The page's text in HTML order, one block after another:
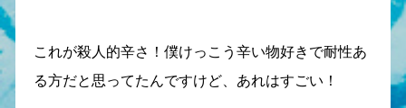
これが殺人的辛さ！僕けっこう辛い物好きで耐性あ
る方だと思ってたんですけど、あれはすごい！